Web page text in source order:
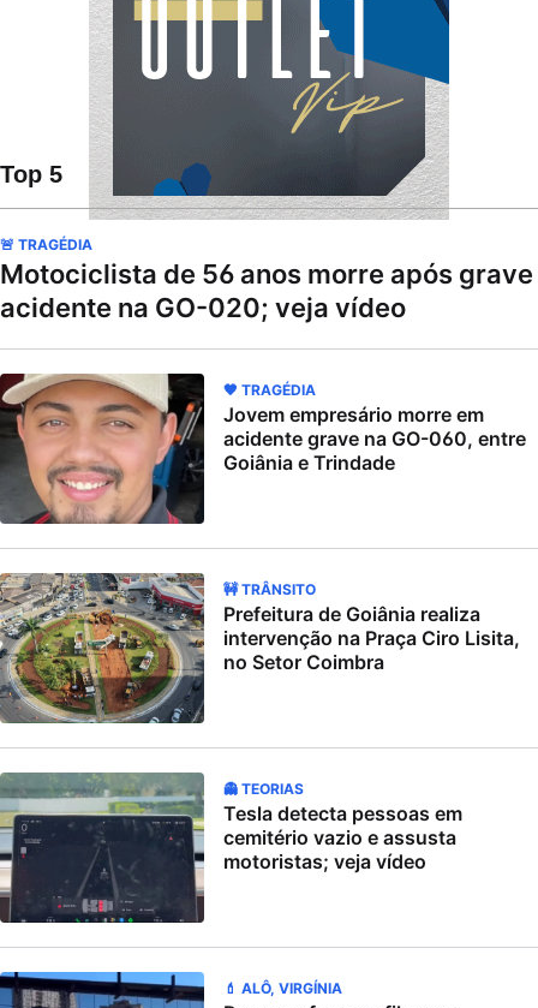
Top 5
🚨 TRAGÉDIA
Motociclista de 56 anos morre após grave
acidente na GO-020; veja vídeo
🖤 TRAGÉDIA
Jovem empresário morre em
acidente grave na GO-060, entre
Goiânia e Trindade
🚧 TRÂNSITO
Prefeitura de Goiânia realiza
intervenção na Praça Ciro Lisita,
no Setor Coimbra
👻 TEORIAS
Tesla detecta pessoas em
cemitério vazio e assusta
motoristas; veja vídeo
💄 ALÔ, VIRGÍNIA